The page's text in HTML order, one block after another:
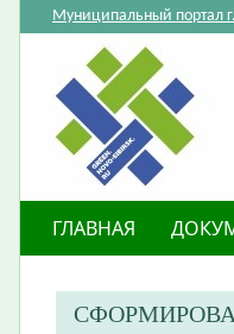
Муниципальный портал
ГЛАВНАЯ